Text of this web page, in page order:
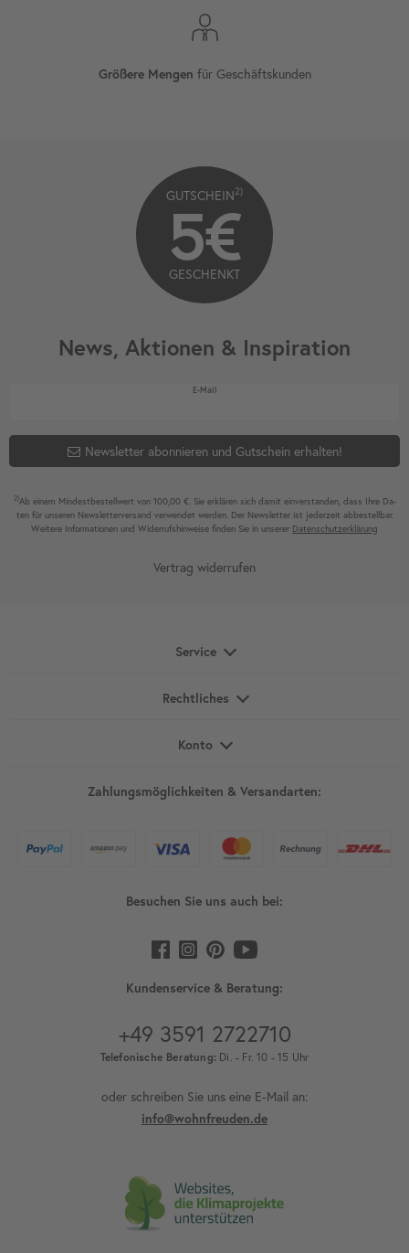
Größere Mengen für Geschäftskunden
News, Aktionen & Inspiration
E-MailNewsletter Honig
Newsletter abonnieren und Gutschein erhalten!
2)Ab einem Mindest­bestell­wert von 100,00 €. Sie erklären sich damit ein­ver­standen, dass Ihre Da­
ten für unseren News­letter­versand ver­wen­det werden. Der News­letter ist jeder­zeit ab­bestel­lbar.
Weitere Infor­mationen und Wider­rufshin­weise finden Sie in unserer Daten­schutz­erklärung
GUTSCHEIN2)
5€
GESCHENKT
Vertrag widerrufen
Service
Rechtliches
Konto
Zahlungsmöglichkeiten & Versandarten:
Besuchen Sie uns auch bei:
Kundenservice & Beratung:
+49 3591 2722710
Telefonische Beratung: Di. - Fr. 10 - 15 Uhr
oder schreiben Sie uns eine E-Mail an:
info@wohnfreuden.de